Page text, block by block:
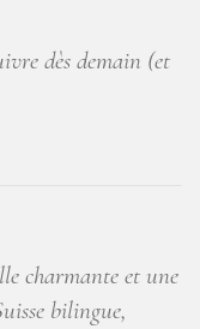
dès demain (et
charmante et une
bilingue,